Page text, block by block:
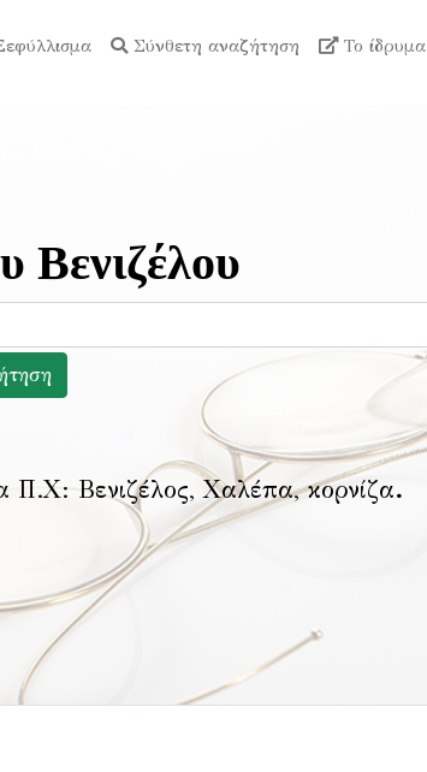
Σύνθετη αναζήτηση Το ίδρυμα
Βενιζέλου
Π.Χ: Βενιζέλος, Χαλέπα, κορνίζα.